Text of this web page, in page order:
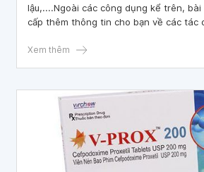
lậu,....Ngoài các công dụng kể trên,
cấp thêm thông tin cho bạn về các tác
Xem thêm